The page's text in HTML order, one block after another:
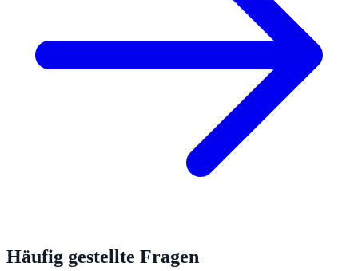
Häufig gestellte Fragen